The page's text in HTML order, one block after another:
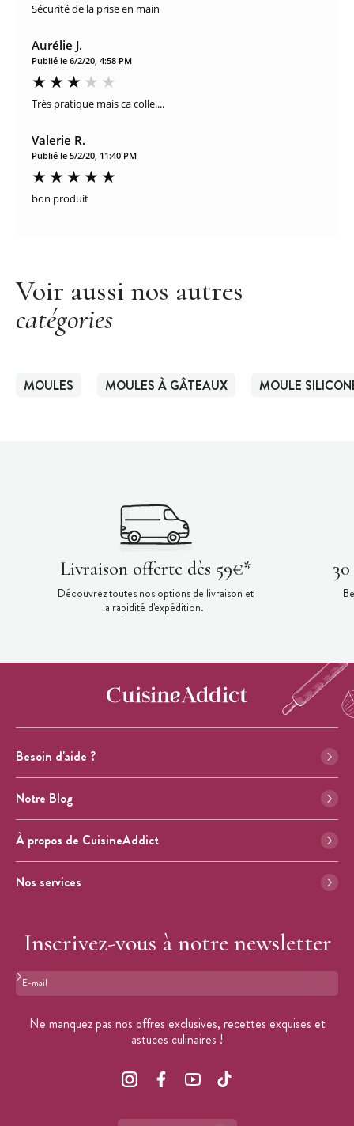
Sécurité de la prise en main
Aurélie J.
Publié le 6/2/20, 4:58 PM
Très pratique mais ca colle....
Valerie R.
Publié le 5/2/20, 11:40 PM
bon produit
Voir aussi nos autres
catégories
MOULES MOULES À GÂTEAUX MOULE
Livraison offerte dès 59€*
Découvrez toutes nos options de livraison et
la rapidité d'expédition.
Besoin d'aide ?
Notre Blog
À propos de CuisineAddict
Nos services
Inscrivez-vous à notre newsletter
Format : adresse@email.com
Ne manquez pas nos offres exclusives, recettes exquises et
astuces culinaires !